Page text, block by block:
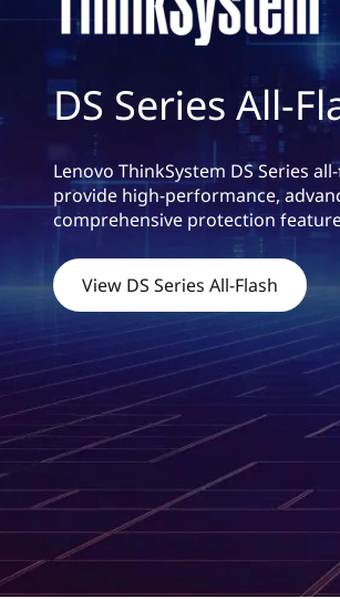
D
S
e
r
i
e
s
H
DS Series All-
Lenovo ThinkSystem DS Series
provide high-performance,
comprehensive protection
View DS Series All-Flash